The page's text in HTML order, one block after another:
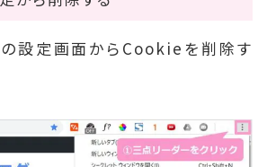
設定画面からCookieを削除す